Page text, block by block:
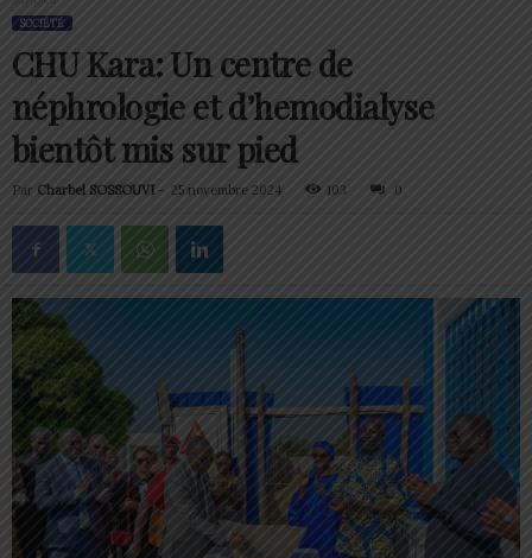
SOCIÉTÉ
CHU Kara: Un centre de
néphrologie et d’hemodialyse
bientôt mis sur pied
Par Charbel SOSSOUVI - 25 novembre 2024 103 0